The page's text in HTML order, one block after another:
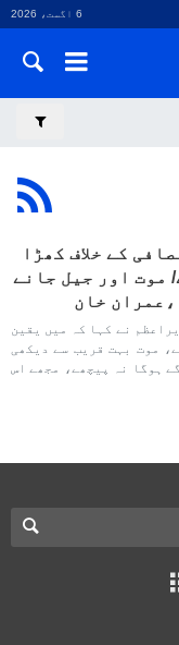
6 اگست، 2026
کے خلاف کھڑا
موت اور جیل جانے
خان
نے کہا کہ میں یقین
موت بہت قریب سے دیکھی
ہوگا نہ پیچھے، مجھے اس